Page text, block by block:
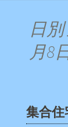
日
月8
集合住